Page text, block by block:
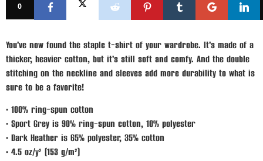
0
You’ve now found the staple t-shirt of your wardrobe. It’s made of a
thicker, heavier cotton, but it’s still soft and comfy. And the double
stitching on the neckline and sleeves add more durability to what is
sure to be a favorite!
• 100% ring-spun cotton
• Sport Grey is 90% ring-spun cotton, 10% polyester
• Dark Heather is 65% polyester, 35% cotton
• 4.5 oz/y² (153 g/m²)